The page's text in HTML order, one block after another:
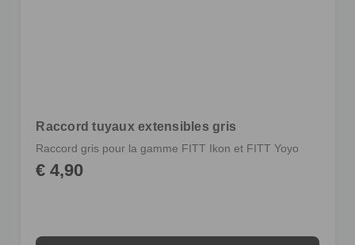
Raccord tuyaux extensibles gris
Raccord gris pour la gamme FITT Ikon et FITT Yoyo
€ 4,90